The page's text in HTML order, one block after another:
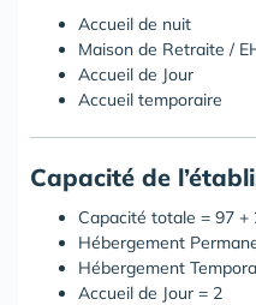
Accueil de nuit
Maison de Retraite /
Accueil de Jour
Accueil temporaire
Capacité de
Capacité totale = 97 +
Hébergement
Hébergement
Accueil de Jour = 2